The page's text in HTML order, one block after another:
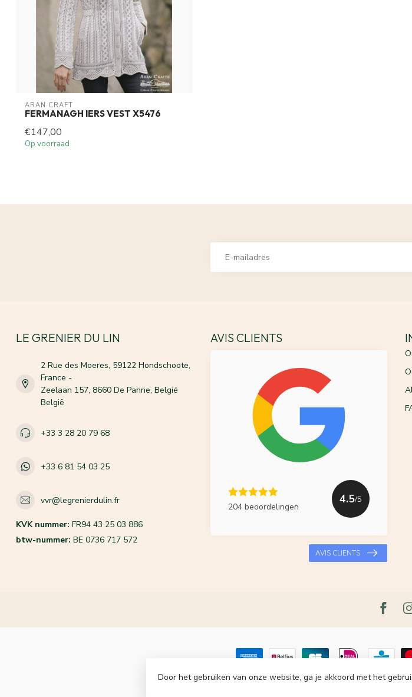
ARAN CRAFT
FERMANAGH IERS VEST X5476
€147,00
Op voorraad
LE GRENIER DU LIN
2 Rue des Moeres, 59122 Hondschoote,
France -
Zeelaan 157, 8660 De Panne, België
België
+33 3 28 20 79 68
+33 6 81 54 03 25
vvr@legrenierdulin.fr
KVK nummer: FR94 43 25 03 886
btw-nummer: BE 0736 717 572
AVIS CLIENTS
204 beoordelingen
4.5/5
AVIS CLIENTS
© Copyright 2026 Le Grenier du Lin- Powered by
Door het gebruiken van onze website, ga je akkoord met het